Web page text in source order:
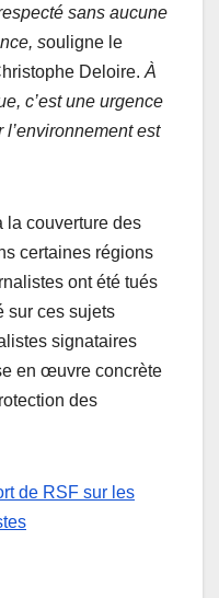
sans aucune
souligne le
Deloire. À
c’est une urgence
est
la couverture des
certaines régions
ont été tués
sur ces sujets
signataires
en œuvre concrète
des
de RSF sur les